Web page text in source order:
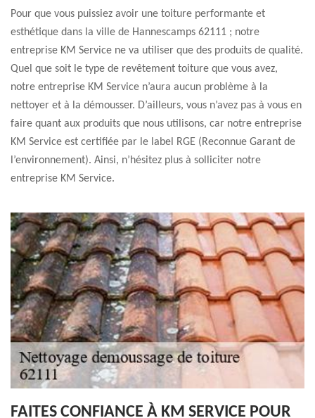
Pour que vous puissiez avoir une toiture performante et
esthétique dans la ville de Hannescamps 62111 ; notre
entreprise KM Service ne va utiliser que des produits de qualité.
Quel que soit le type de revêtement toiture que vous avez,
notre entreprise KM Service n’aura aucun problème à la
nettoyer et à la démousser. D’ailleurs, vous n’avez pas à vous en
faire quant aux produits que nous utilisons, car notre entreprise
KM Service est certifiée par le label RGE (Reconnue Garant de
l’environnement). Ainsi, n’hésitez plus à solliciter notre
entreprise KM Service.
FAITES CONFIANCE À KM SERVICE POUR